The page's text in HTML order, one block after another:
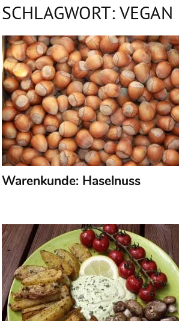
SCHLAGWORT: VEGAN
Warenkunde: Haselnuss